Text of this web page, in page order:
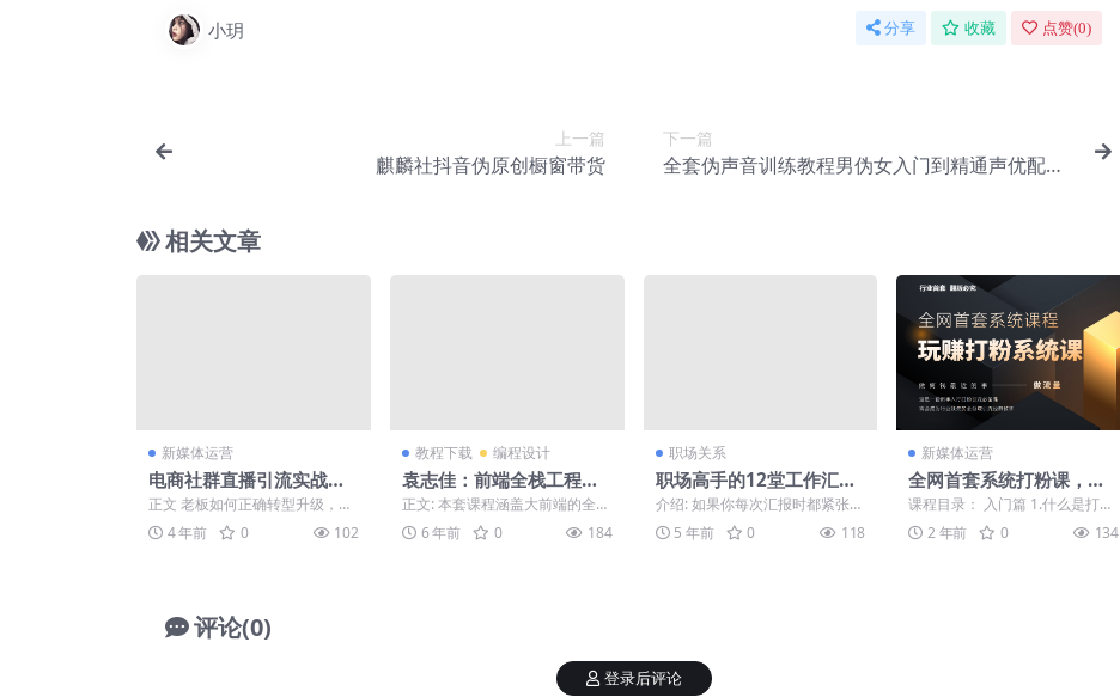
小玥 分享 收藏 点赞(0)
上一篇
麒麟社抖音伪原创橱窗带货
下一篇
全套伪声音训练教程男伪女入门到精通声优配音
相关文章
新媒体运营
电商社群直播引流实战课
程
正文 老板如何正确转型升级，教
你从0到1实现引流、直播、线上
线下相结合，建立私域...
4 年前 0 102
教程下载 编程设计
袁志佳：前端全栈工程师
精英班
正文: 本套课程涵盖大前端的全部
领域，并对传统的Web前端全栈
深入教学。如利用前...
6 年前 0 184
职场关系
职场高手的12堂工作汇报
术
介绍: 如果你每次汇报时都紧张到
胃抽筋； 如果你在汇报时，老板
总是漫不经心； 如...
5 年前 0 118
新媒体运营
全网首套系统打粉课，手
把手各行引流SOP团队实
战教程
课程目录： 入门篇 1.什么是打
粉？ 2.粉有哪些渠道？ 3.打粉的
风险 技术篇...
2 年前 0 134
评论(0)
登录后评论